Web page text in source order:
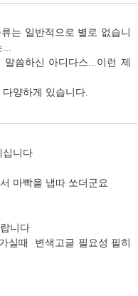
는 일반적으로 별로 없습니
씀하신 아디다스...이런 제
양하게 있습니다.
십니다
마빡을 냅따 쏘더군요
니다
실때 변색고글 필요성 필히